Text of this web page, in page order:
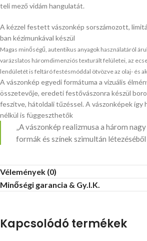
teli mező vidám hangulatát.
A kézzel festett vászonkép sorszámozott,
ban kézimunkával készül
Magas minőségű, autentikus anyagok használatáról
varázslatos háromdimenziós texturált felületei, az
lendületét is feltáró festésmóddal ötvözve az olaj- és
A vászonkép egyedi formátuma a vizuális
összetevője, eredeti festővászonra készül
feszítve, hátoldali tűzéssel. A vászonképek így
nélkül is függeszthetők
„A vászonkép realizmusa a három
formák és színek szimultán
Vélemények (0)
Minőségi garancia & Gy.I.K.
Kapcsolódó termékek